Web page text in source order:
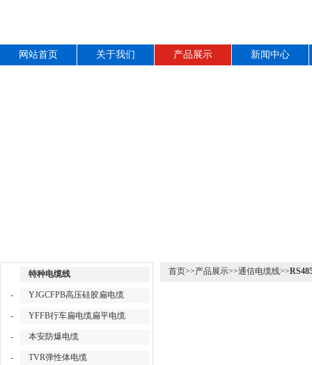
网站首页 关于我们 产品展示 新闻中心
特种电缆线
- YJGCFPB高压硅胶扁电缆
- YFFB行车扁电缆扁平电缆
- 本安防爆电缆
- TVR弹性体电缆
首页>>产品展示>>通信电缆线>>